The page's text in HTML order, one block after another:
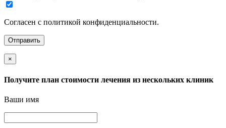
Согласен с политикой конфиденциальности.
×
Получите план стоимости лечения из нескольких клиник
Ваши имя